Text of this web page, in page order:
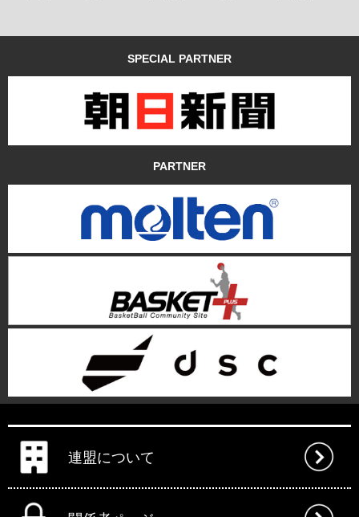
SPECIAL PARTNER
PARTNER
連盟について